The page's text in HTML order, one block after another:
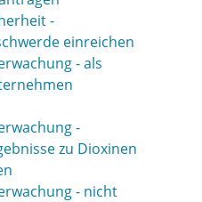
-
einreichen
- als
-
zu Dioxinen
- nicht